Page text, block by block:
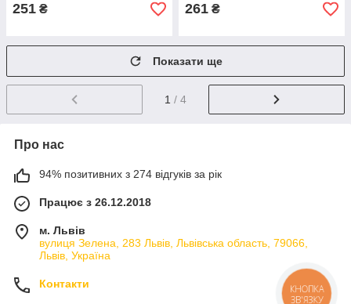
251 ₴ 261 ₴
Показати ще
1 / 4
Про нас
94% позитивних з 274 відгуків за рік
Працює з 26.12.2018
м. Львів
вулиця Зелена, 283 Львів, Львівська область, 79066,
Львів, Україна
Контакти
КНОПКА
ЗВ'ЯЗКУ